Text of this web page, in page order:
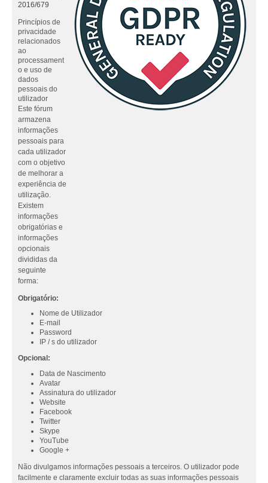
2016/679
Princípios de
privacidade
relacionados
ao
processament
o e uso de
dados
pessoais do
utilizador
Este fórum
armazena
informações
pessoais para
cada utilizador
com o objetivo
de melhorar a
experiência de
utilização.
Existem
informações
obrigatórias e
informações
opcionais
divididas da
seguinte
forma:
Obrigatório:
Nome de Utilizador
E-mail
Password
IP / s do utilizador
Opcional:
Data de Nascimento
Avatar
Assinatura do utilizador
Website
Facebook
Twitter
Skype
YouTube
Google +
Não divulgamos informações pessoais a terceiros. O utilizador pode
facilmente e claramente excluir todas as suas informações pessoais